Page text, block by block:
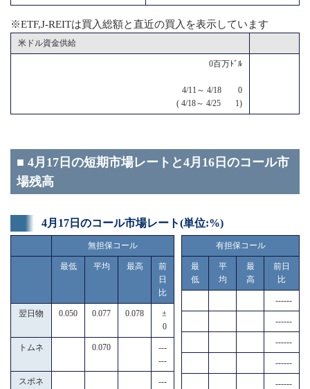
※ETF,J-REITは買入総額と直近の買入を表示しています
米ドル資金供給
0百万ﾄﾞﾙ
4/11～ 4/18 0
( 4/18～ 4/25 1)
■ 4月17日の短期市場レートと4月16日のコール市
場残高
4月17日のコール市場レート(単位:%)
無担保コール
最低 平均 最高
前
日
比
翌日物 0.050 0.077 0.078
±
0
トムネ 0.070
---
---
スポネ ---
有担保コール
最
低
平
均
最
高
前日
比
------
------
------
------
------